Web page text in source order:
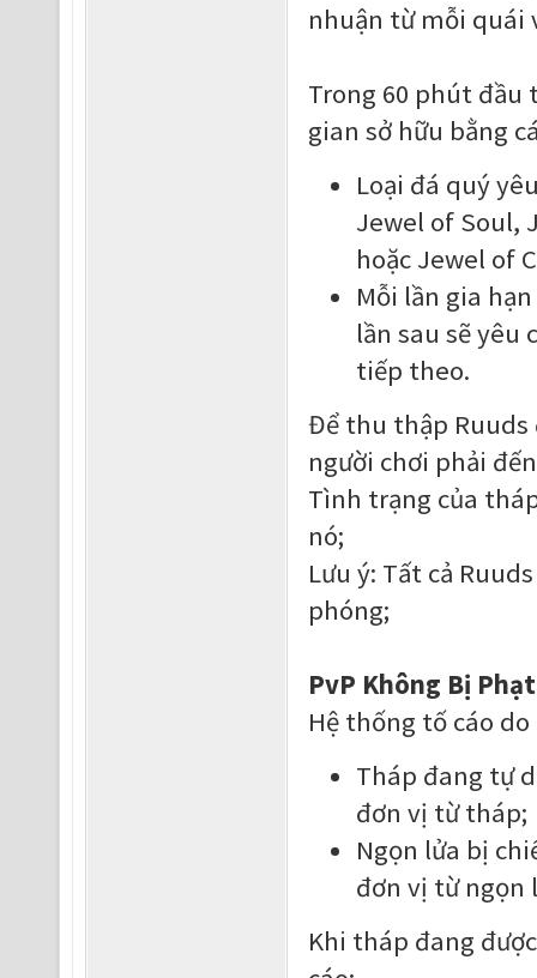
nhuận từ mỗi quái
Trong 60 phút đầu
gian sở hữu bằng
Loại đá quý
Jewel of Soul,
hoặc Jewel of
Mỗi lần gia
lần sau sẽ yêu
tiếp theo.
Để thu thập Ruuds
người chơi phải
Tình trạng của
nó;
Lưu ý: Tất cả
phóng;
PvP Không Bị Phạt
Hệ thống tố cáo
Tháp đang tự
đơn vị từ tháp;
Ngọn lửa bị
đơn vị từ ngọn
Khi tháp đang